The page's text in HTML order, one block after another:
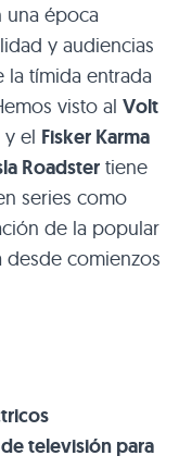
una época
y audiencias
tímida entrada
visto al Volt
y el Fisker Karma
Roadster tiene
series como
de la popular
desde comienzos
televisión para